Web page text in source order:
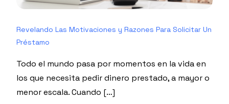
Revelando Las Motivaciones y Razones Para Solicitar Un
Préstamo
Todo el mundo pasa por momentos en la vida en
los que necesita pedir dinero prestado, a mayor o
menor escala. Cuando […]